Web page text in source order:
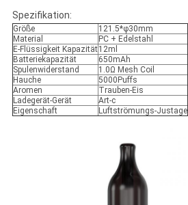
Spezifikation:
Größe
121.5*φ30mm
Material
PC + Edelstahl
E-Flüssigkeit Kapazität12ml
Batteriekapazität
650mAh
Spulenwiderstand
1.0Ω Mesh Coil
Hauche
5000Puffs
Aromen
Trauben-Eis
Ladegerät-Gerät
Art-c
Eigenschaft
Luftströmungs-Justage